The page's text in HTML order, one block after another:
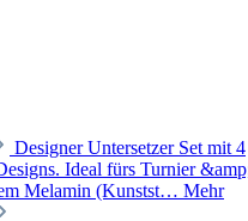
Designer Untersetzer Set mit 4
Ideal fürs Turnier
Melamin (Kunstst… Mehr